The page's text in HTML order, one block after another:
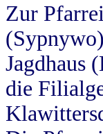
Zur
Jagdhaus
die